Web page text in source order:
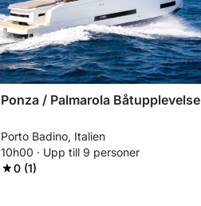
Ponza / Palmarola Båtupplevelse
Porto Badino, Italien
10h00 · Upp till 9 personer
0 (1)